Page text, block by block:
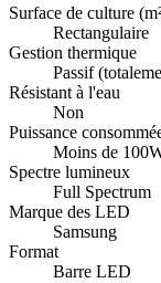
Surface de culture
Rectangulaire
Gestion thermique
Passif
Résistant à l'eau
Non
Puissance
Moins de
Spectre lumineux
Full Spectrum
Marque des LED
Samsung
Format
Barre LED